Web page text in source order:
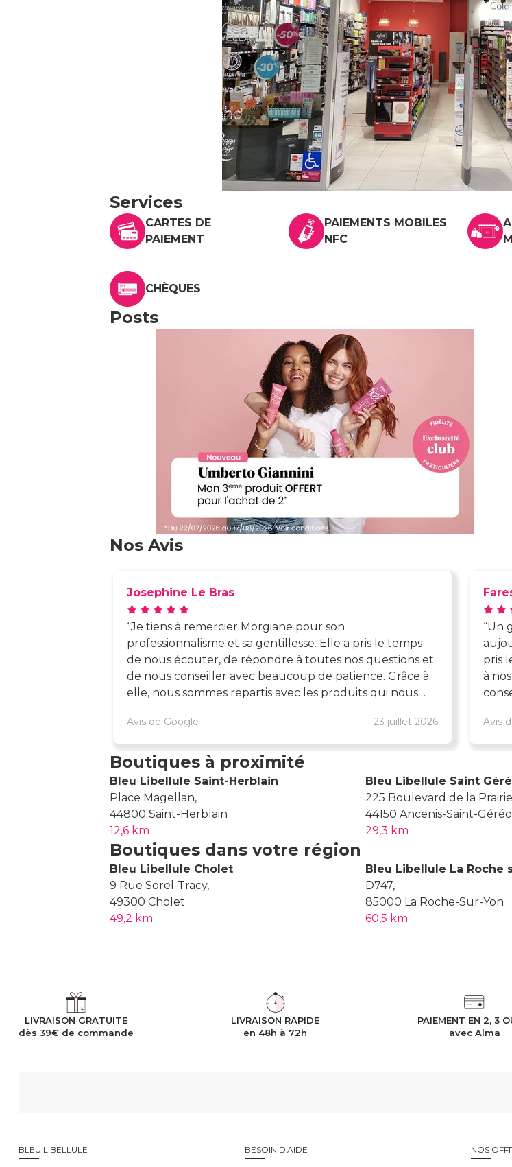
Services
CARTES DE
PAIEMENT
PAIEMENTS MOBILES
NFC
CHÈQUES
Posts
Nos Avis
Josephine Le Bras
Avis de Google 23 juillet 2026
Je tiens à remercier Morgiane pour son
professionnalisme et sa gentillesse. Elle a pris le temps
de nous écouter, de répondre à toutes nos questions et
de nous conseiller avec beaucoup de patience. Grâce à
elle, nous sommes repartis avec les produits qui nous
vrai plaisir de tomber sur une personne aussi investie.
Merci encore !
Avis
Un
pris
à
Boutiques à proximité
Bleu Libellule Saint-Herblain
Place Magellan,
44800 Saint-Herblain
12,6 km
Bleu Libellule Saint
225 Boulevard de la
44150 Ancenis-Saint-
29,3 km
Boutiques dans votre région
Bleu Libellule Cholet
9 Rue Sorel-Tracy,
49300 Cholet
49,2 km
Bleu Libellule La Roche
D747,
85000 La Roche-Sur-Yon
60,5 km
LIVRAISON GRATUITE
dès 39€ de commande
LIVRAISON RAPIDE
en 48h à 72h
PAIEMENT EN 2, 3
avec Alma
BLEU LIBELLULE BESOIN D'AIDE NOS